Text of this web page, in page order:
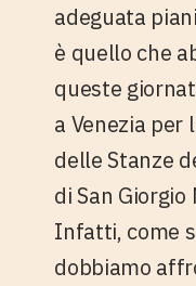
adeguata
è quello che
queste
a Venezia per
delle Stanze
di San Giorgio
Infatti, come
dobbiamo